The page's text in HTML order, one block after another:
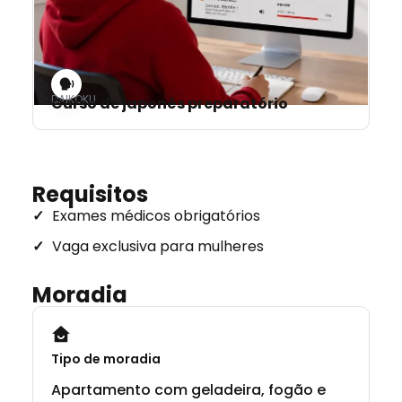
DAIKOKU
Curso de japonês preparatório
Requisitos
Exames médicos obrigatórios
Vaga exclusiva para mulheres
Moradia
Tipo de moradia
Apartamento com geladeira, fogão e